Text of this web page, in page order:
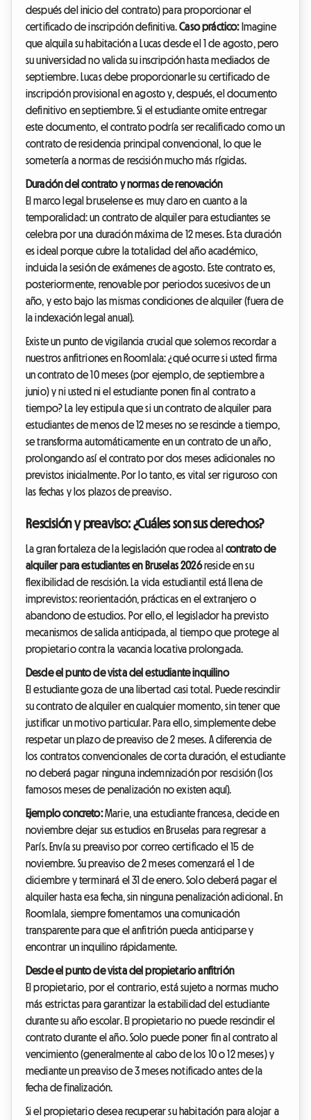
después del inicio del contrato) para proporcionar el
certificado de inscripción definitiva.Caso práctico:Imagine
que alquila su habitación a Lucas desde el 1 de agosto, pero
su universidad no valida su inscripción hasta mediados de
septiembre. Lucas debe proporcionarle su certificado de
inscripción provisional en agosto y, después, el documento
definitivo en septiembre. Si el estudiante omite entregar
este documento, el contrato podría ser recalificado como un
contrato de residencia principal convencional, lo que le
sometería a normas de rescisión mucho más rígidas.
Duración del contrato y normas de renovación
El marco legal bruselense es muy claro en cuanto a la
temporalidad: un contrato de alquiler para estudiantes se
celebra por una duración máxima de 12 meses. Esta duración
es ideal porque cubre la totalidad del año académico,
incluida la sesión de exámenes de agosto. Este contrato es,
posteriormente, renovable por periodos sucesivos de un
año, y esto bajo las mismas condiciones de alquiler (fuera de
la indexación legal anual).
Existe un punto de vigilancia crucial que solemos recordar a
nuestros anfitriones en Roomlala: ¿qué ocurre si usted firma
un contrato de 10 meses (por ejemplo, de septiembre a
junio) y ni usted ni el estudiante ponen fin al contrato a
tiempo? La ley estipula que si un contrato de alquiler para
estudiantes de menos de 12 meses no se rescinde a tiempo,
se transforma automáticamente en un contrato de un año,
prolongando así el contrato por dos meses adicionales no
previstos inicialmente. Por lo tanto, es vital ser riguroso con
las fechas y los plazos de preaviso.
Rescisión y preaviso: ¿Cuáles son sus derechos?
La gran fortaleza de la legislación que rodea al contrato de
alquiler para estudiantes en Bruselas 2026reside en su
flexibilidad de rescisión. La vida estudiantil está llena de
imprevistos: reorientación, prácticas en el extranjero o
abandono de estudios. Por ello, el legislador ha previsto
mecanismos de salida anticipada, al tiempo que protege al
propietario contra la vacancia locativa prolongada.
Desde el punto de vista del estudiante inquilino
El estudiante goza de una libertad casi total. Puede rescindir
su contrato de alquiler en cualquier momento, sin tener que
justificar un motivo particular. Para ello, simplemente debe
respetar un plazo de preaviso de 2 meses. A diferencia de
los contratos convencionales de corta duración, el estudiante
no deberá pagar ninguna indemnización por rescisión (los
famosos meses de penalización no existen aquí).
Ejemplo concreto:Marie, una estudiante francesa, decide en
noviembre dejar sus estudios en Bruselas para regresar a
París. Envía su preaviso por correo certificado el 15 de
noviembre. Su preaviso de 2 meses comenzará el 1 de
diciembre y terminará el 31 de enero. Solo deberá pagar el
alquiler hasta esa fecha, sin ninguna penalización adicional. En
Roomlala, siempre fomentamos una comunicación
transparente para que el anfitrión pueda anticiparse y
encontrar un inquilino rápidamente.
Desde el punto de vista del propietario anfitrión
El propietario, por el contrario, está sujeto a normas mucho
más estrictas para garantizar la estabilidad del estudiante
durante su año escolar. El propietario no puede rescindir el
contrato durante el año. Solo puede poner fin al contrato al
vencimiento (generalmente al cabo de los 10 o 12 meses) y
mediante un preaviso de 3 meses notificado antes de la
fecha de finalización.
Si el propietario desea recuperar su habitación para alojar a